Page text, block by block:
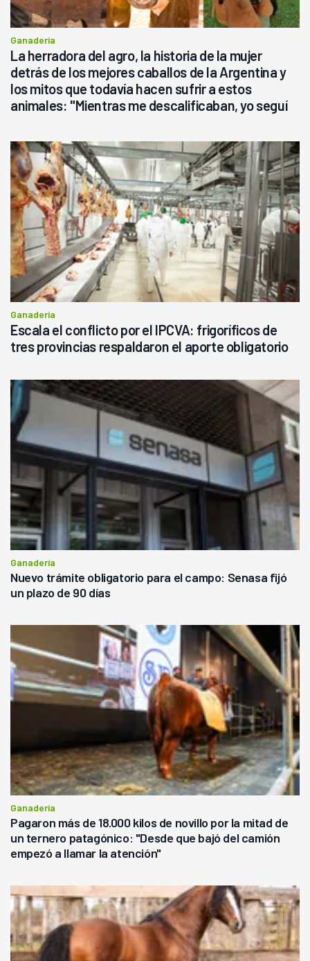
Ganadería
La herradora del agro, la historia de la mujer
detrás de los mejores caballos de la Argentina y
los mitos que todavía hacen sufrir a estos
animales: "Mientras me descalificaban, yo seguí
Ganadería
Escala el conflicto por el IPCVA: frigoríficos de
tres provincias respaldaron el aporte obligatorio
Ganadería
Nuevo trámite obligatorio para el campo: Senasa fijó
un plazo de 90 días
Ganadería
Pagaron más de 18.000 kilos de novillo por la mitad de
un ternero patagónico: "Desde que bajó del camión
empezó a llamar la atención"